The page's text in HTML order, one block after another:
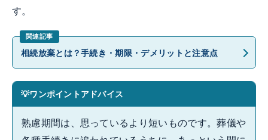
す。
相続放棄とは？手続き・期限・デメリットと注意点
ワンポイントアドバイス
熟慮期間は、思っているより短いものです。葬儀や